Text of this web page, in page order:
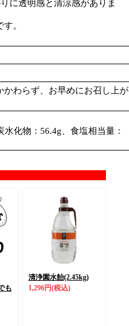
に透明感と清涼感がありま
。
わらず、お早めにお召し上が
化物：56.4g、食塩相当量：
も
清浄園水飴(2.45kg)
1,296円(税込)